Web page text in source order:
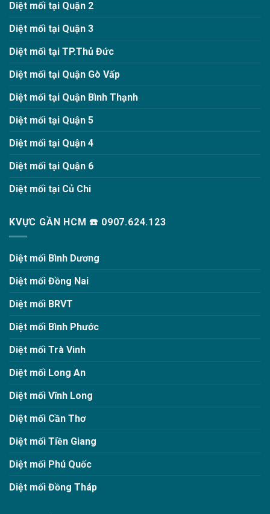
Diệt mối tại Quận 2
Diệt mối tại Quận 3
Diệt mối tại TP.Thủ Đức
Diệt mối tại Quận Gò Vấp
Diệt mối tại Quận Bình Thạnh
Diệt mối tại Quận 5
Diệt mối tại Quận 4
Diệt mối tại Quận 6
Diệt mối tại Củ Chi
KVỰC GẦN HCM ☎️ 0907.624.123
Diệt mối Bình Dương
Diệt mối Đồng Nai
Diệt mối BRVT
Diệt mối Bình Phước
Diệt mối Trà Vinh
Diệt mối Long An
Diệt mối Vĩnh Long
Diệt mối Cần Thơ
Diệt mối Tiền Giang
Diệt mối Phú Quốc
Diệt mối Đồng Tháp